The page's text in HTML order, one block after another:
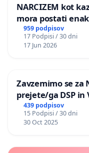
NARCIZEM kot
mora postati
nasilje
959 podpisov
17 Podpisi / 30 dni
17 Jun 2026
Zavzemimo se za
prejete/ga DSP in
439 podpisov
15 Podpisi / 30 dni
30 Oct 2025